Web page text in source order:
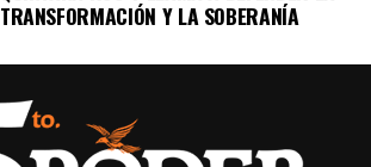
TRANSFORMACIÓN Y LA SOBERANÍA